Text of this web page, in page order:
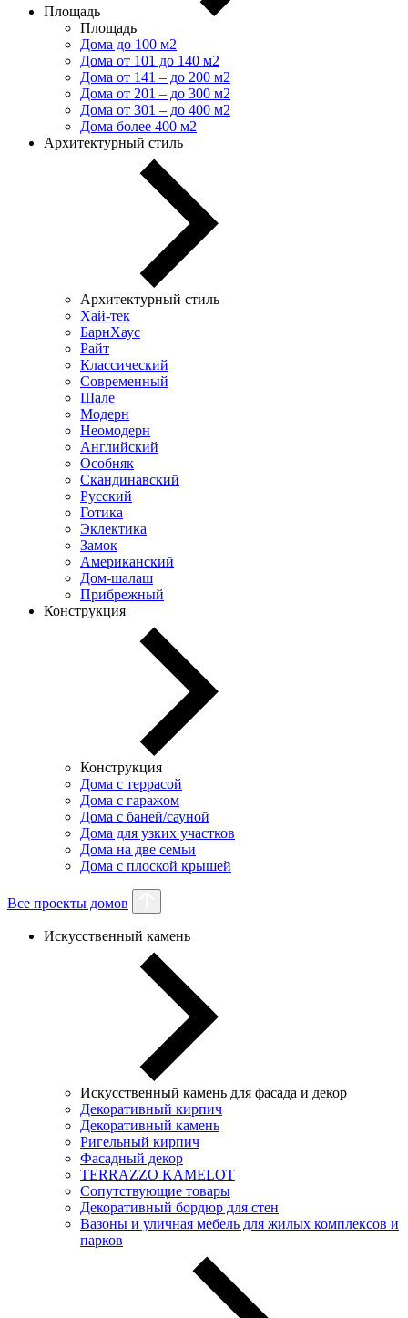
Площадь
Площадь
Дома до 100 м2
Дома от 101 до 140 м2
Дома от 141 – до 200 м2
Дома от 201 – до 300 м2
Дома от 301 – до 400 м2
Дома более 400 м2
Архитектурный стиль
Архитектурный стиль
Хай-тек
БарнХаус
Райт
Классический
Современный
Шале
Модерн
Неомодерн
Английский
Особняк
Скандинавский
Русский
Готика
Эклектика
Замок
Американский
Дом-шалаш
Прибрежный
Конструкция
Конструкция
Дома с террасой
Дома с гаражом
Дома с баней/сауной
Дома для узких участков
Дома на две семьи
Дома с плоской крышей
Все проекты домов
Искусственный камень
Искусственный камень для фасада и декор
Декоративный кирпич
Декоративный камень
Ригельный кирпич
Фасадный декор
TERRAZZO KAMELOT
Сопутствующие товары
Декоративный бордюр для стен
Вазоны и уличная мебель для жилых комплексов и
парков